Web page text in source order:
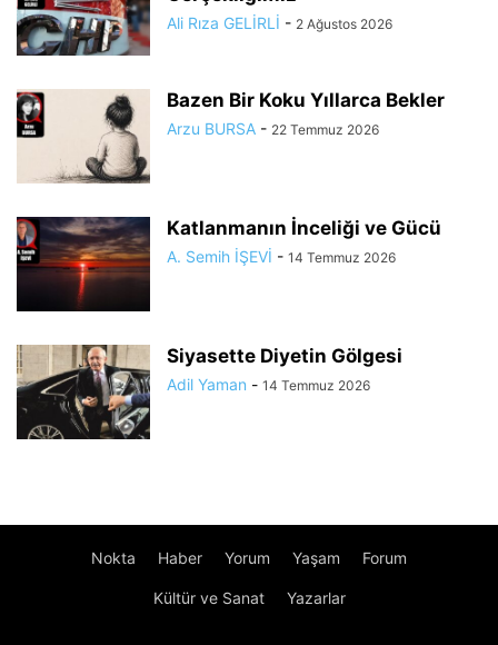
Ali Rıza GELİRLİ - 2 Ağustos 2026
Bazen Bir Koku Yıllarca Bekler
Arzu BURSA - 22 Temmuz 2026
Katlanmanın İnceliği ve Gücü
A. Semih İŞEVİ - 14 Temmuz 2026
Siyasette Diyetin Gölgesi
Adil Yaman - 14 Temmuz 2026
Nokta Haber Yorum Yaşam Forum
Kültür ve Sanat Yazarlar